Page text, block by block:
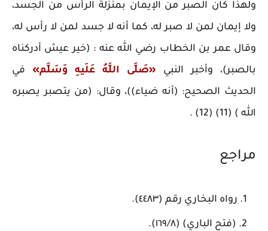
ولهذا كان الصبر من الإيمان بمنزلة الرأس من الجسد،
ولا إيمان لمن لا صبر له، كما أنه لا جسد لمن لا رأس له،
وقال عمر بن الخطاب رضي الله عنه : (خير عيش أدركناه
بالصبر)، وأخبر النبي «صَلَّى اللَّهُ عَلَيهِ وَسَلَّم» في
الحديث الصحيح: (أنه ضياء))، وقال: (من يتصبر يصبره
الله ) (11) (12) .
مراجع
رواه البخاري رقم (٤٤٨٣).
(فتح الباري) (١٦٩/٨).